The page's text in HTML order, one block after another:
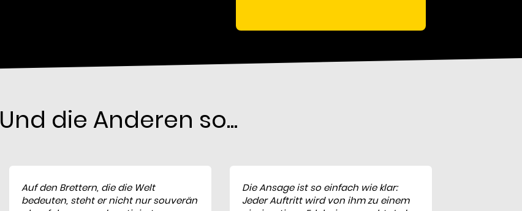
Und die Anderen so...
Auf den Brettern, die die Welt
bedeuten, steht er nicht nur souverän
Die Ansage ist so einfach wie klar:
Jeder Auftritt wird von ihm zu einem